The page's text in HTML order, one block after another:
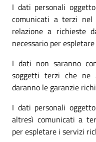
I dati personali
comunicati a terzi
relazione a richieste
necessario per
I dati non saranno
soggetti terzi che ne
daranno le garanzie
I dati personali
altresì comunicati a
per espletare i servizi